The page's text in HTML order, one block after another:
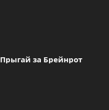
Прыгай за Брейнрот